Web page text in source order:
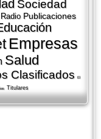
Sociedad
Radio Publicaciones
Empresas
Salud
Clasificados El
Titulares